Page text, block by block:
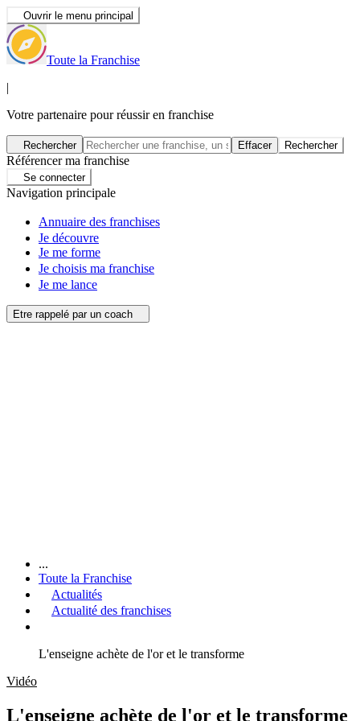
Ouvrir le menu principal
Toute la Franchise
|
Votre partenaire pour réussir en franchise
Rechercher Effacer Rechercher
Référencer ma franchise
Se connecter
Navigation principale
Annuaire des franchises
Je découvre
Je me forme
Je choisis ma franchise
Je me lance
Etre rappelé par un coach
...
Toute la Franchise
Actualités
Actualité des franchises
L'enseigne achète de l'or et le transforme
Vidéo
L'enseigne achète de l'or et le transforme